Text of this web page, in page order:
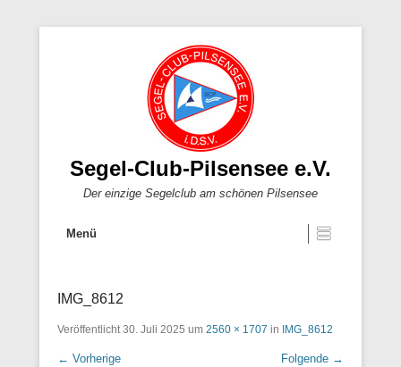
Segel-Club-Pilsensee e.V.
Der einzige Segelclub am schönen Pilsensee
Menü
IMG_8612
Veröffentlicht30. Juli 2025 um 2560 × 1707 in IMG_8612
← Vorherige Folgende →